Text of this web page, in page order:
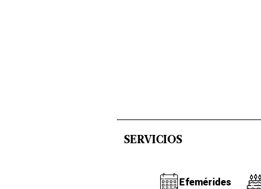
SERVICIOS
Efemérides